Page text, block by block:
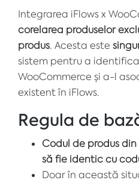
Integrarea iFlows x
corelarea produselor
produs. Acesta este
sistem pentru a
WooCommerce și a-l
existent în iFlows.
Regula de
Codul de produs
să fie identic cu
Doar în această